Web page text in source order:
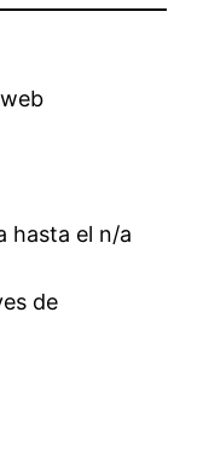
hasta el n/a
de